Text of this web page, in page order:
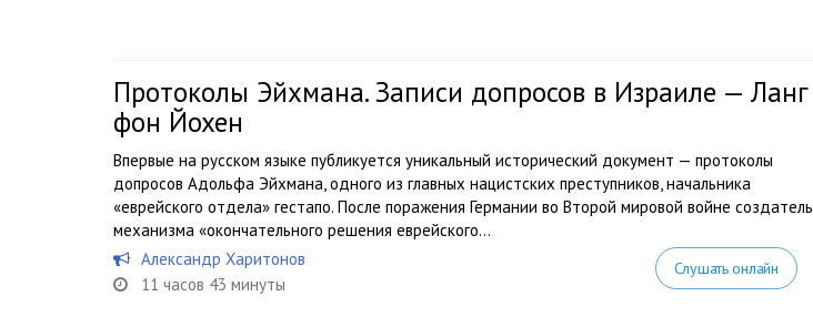
Протоколы Эйхмана. Записи допросов в Израиле — Ланг
фон Йохен
Впервые на русском языке публикуется уникальный исторический документ — протоколы
допросов Адольфа Эйхмана, одного из главных нацистских преступников, начальника
«еврейского отдела» гестапо. После поражения Германии во Второй мировой войне создатель
механизма «окончательного решения еврейского...
Александр Харитонов
11 часов 43 минуты
Слушать онлайн